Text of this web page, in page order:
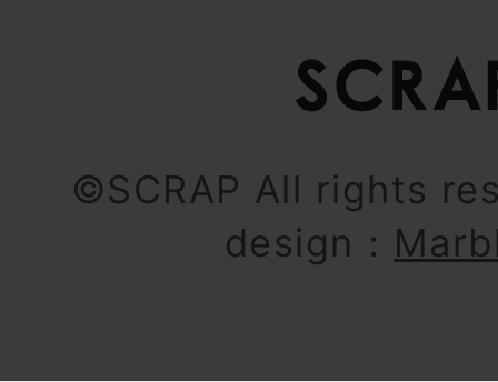
©SCRAP All rights
design：